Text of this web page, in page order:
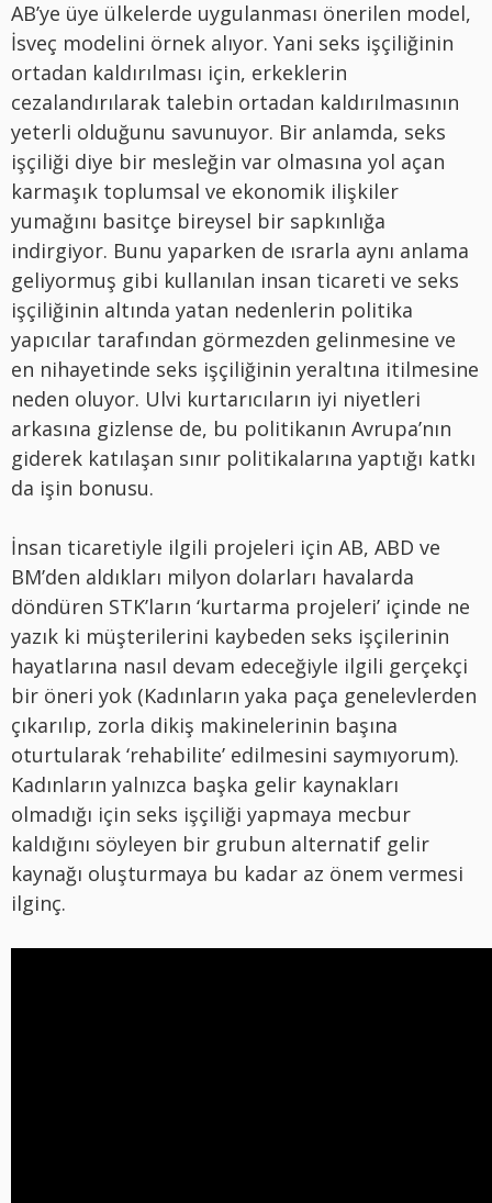
AB’ye üye ülkelerde uygulanması önerilen model,
İsveç modelini örnek alıyor. Yani seks işçiliğinin
ortadan kaldırılması için, erkeklerin
cezalandırılarak talebin ortadan kaldırılmasının
yeterli olduğunu savunuyor. Bir anlamda, seks
işçiliği diye bir mesleğin var olmasına yol açan
karmaşık toplumsal ve ekonomik ilişkiler
yumağını basitçe bireysel bir sapkınlığa
indirgiyor. Bunu yaparken de ısrarla aynı anlama
geliyormuş gibi kullanılan insan ticareti ve seks
işçiliğinin altında yatan nedenlerin politika
yapıcılar tarafından görmezden gelinmesine ve
en nihayetinde seks işçiliğinin yeraltına itilmesine
neden oluyor. Ulvi kurtarıcıların iyi niyetleri
arkasına gizlense de, bu politikanın Avrupa’nın
giderek katılaşan sınır politikalarına yaptığı katkı
da işin bonusu.
İnsan ticaretiyle ilgili projeleri için AB, ABD ve
BM’den aldıkları milyon dolarları havalarda
döndüren STK’ların ‘kurtarma projeleri’ içinde ne
yazık ki müşterilerini kaybeden seks işçilerinin
hayatlarına nasıl devam edeceğiyle ilgili gerçekçi
bir öneri yok (Kadınların yaka paça genelevlerden
çıkarılıp, zorla dikiş makinelerinin başına
oturtularak ‘rehabilite’ edilmesini saymıyorum).
Kadınların yalnızca başka gelir kaynakları
olmadığı için seks işçiliği yapmaya mecbur
kaldığını söyleyen bir grubun alternatif gelir
kaynağı oluşturmaya bu kadar az önem vermesi
ilginç.